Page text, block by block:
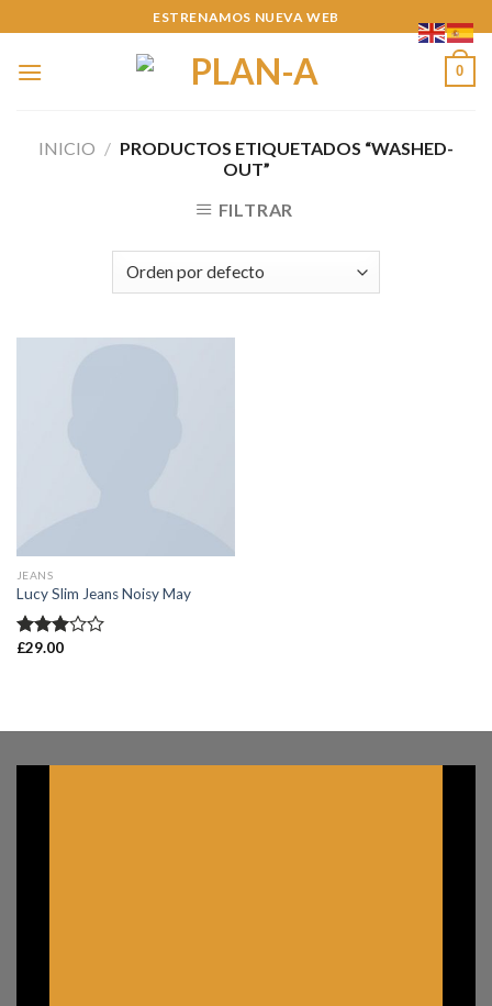
to
content
ESTRENAMOS NUEVA WEB
0
INICIO / PRODUCTOS ETIQUETADOS “WASHED-
OUT”
FILTRAR
JEANS
Lucy Slim Jeans Noisy May
Valorado
£29.00